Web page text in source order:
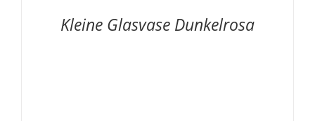
Kleine Glasvase Dunkelrosa